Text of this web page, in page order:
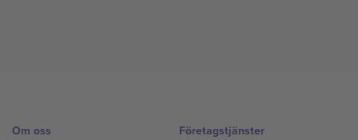
Om oss
Företagstjänster